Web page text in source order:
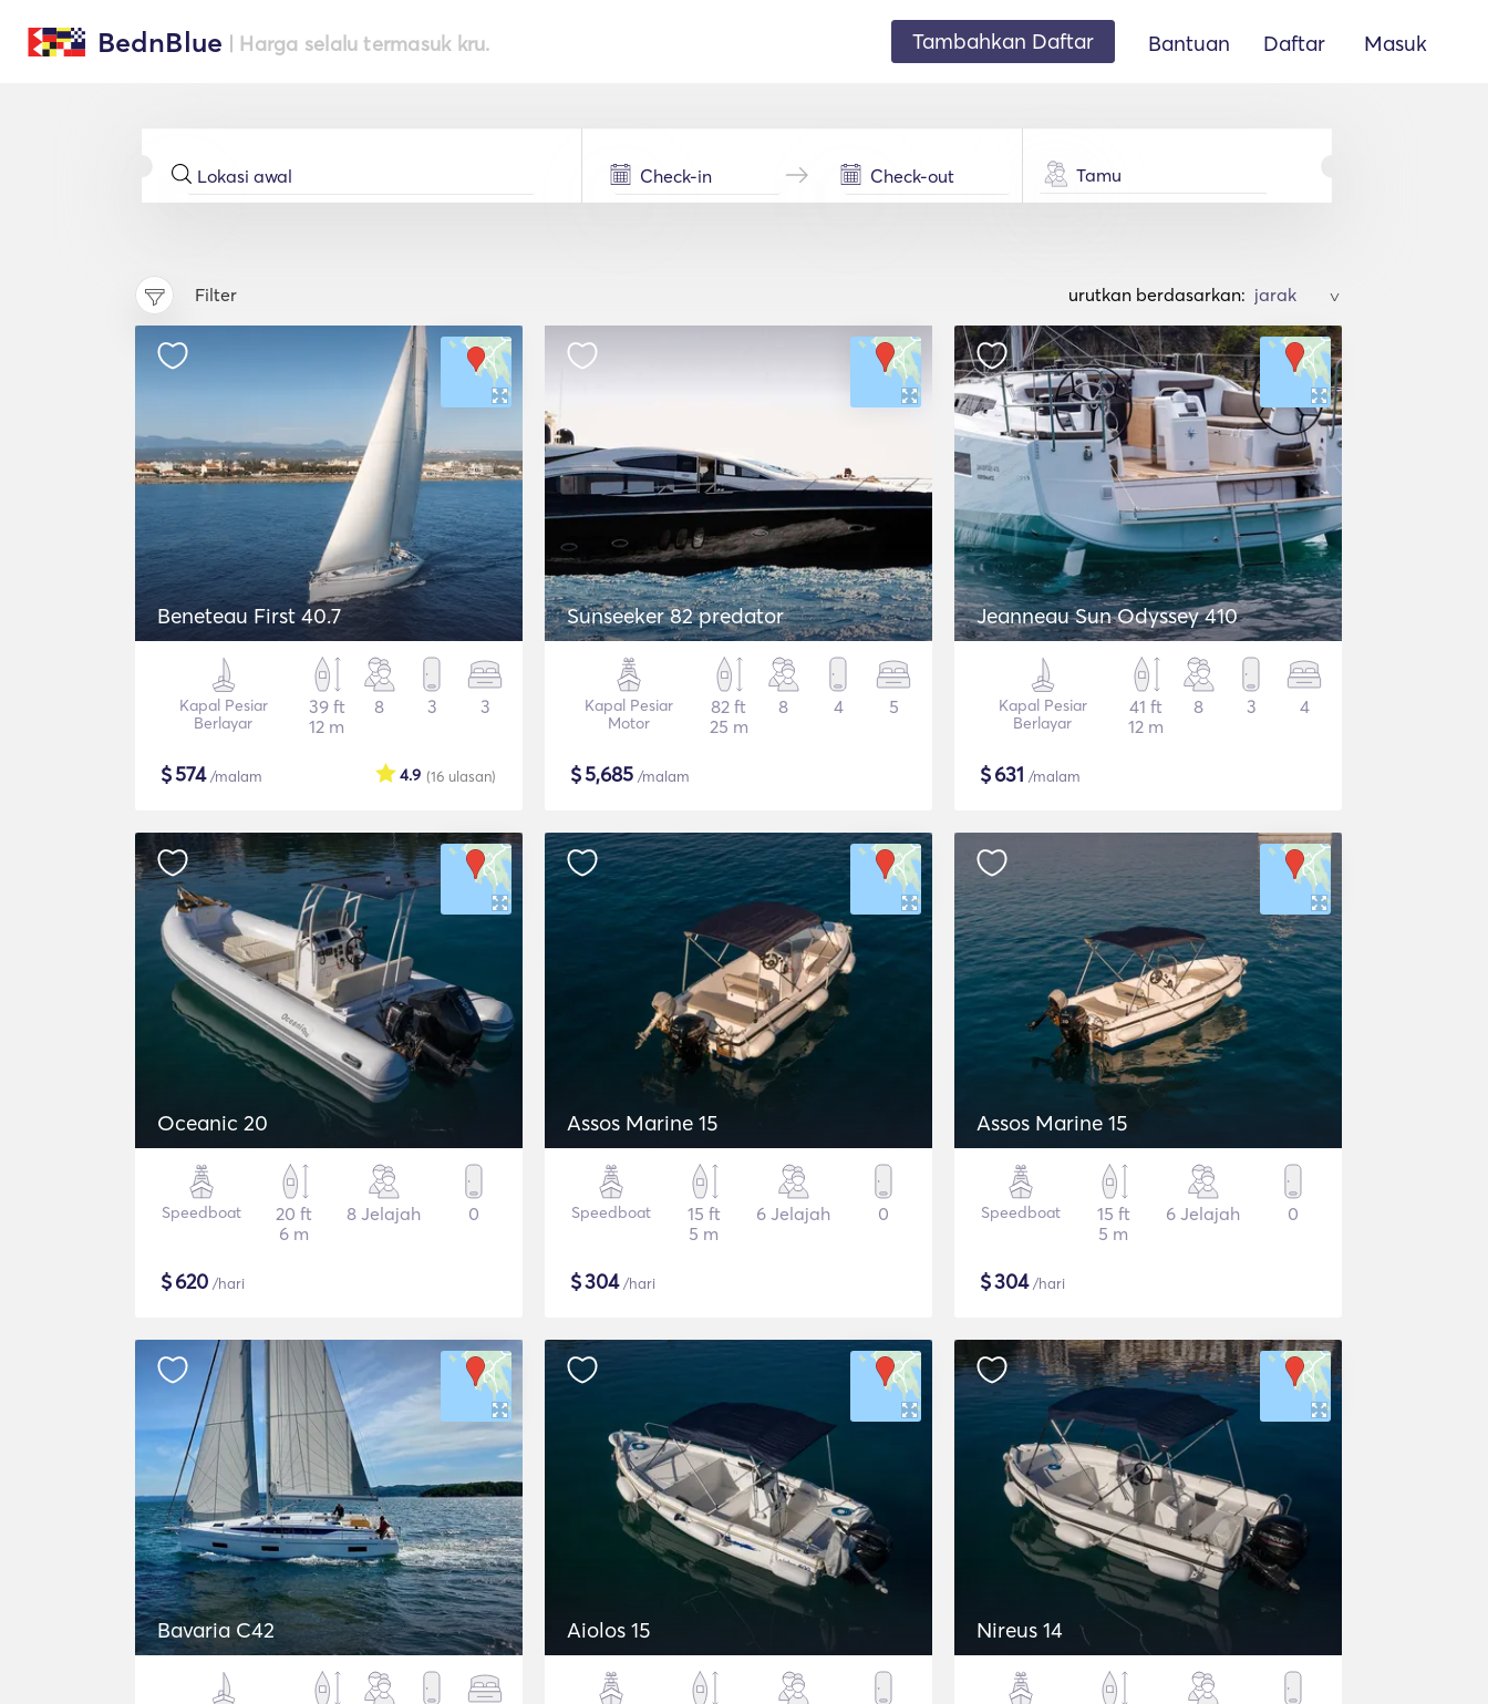
BednBlue | Harga selalu termasuk kru. Tambahkan Daftar Bantuan Daftar Masuk
Tamu
Filter urutkan berdasarkan: >
Beneteau First 40.7
Kapal Pesiar
Berlayar
39 ft
12 m
8 3 3
$574/malam (16 ulasan)
4.9
Sunseeker 82 predator
Kapal Pesiar
Motor
82 ft
25 m
8 4 5
$5,685 /malam
Jeanneau Sun Odyssey 410
Kapal Pesiar
Berlayar
41 ft
12 m
8 3 4
$631 /malam
Oceanic 20
Speedboat
20 ft
6 m
8 Jelajah 0
$620 /hari
Assos Marine 15
Speedboat
15 ft
5 m
6 Jelajah 0
$304/hari
Assos Marine 15
Speedboat
15 ft
5 m
6 Jelajah 0
$304/hari
Bavaria C42 Aiolos 15 Nireus 14